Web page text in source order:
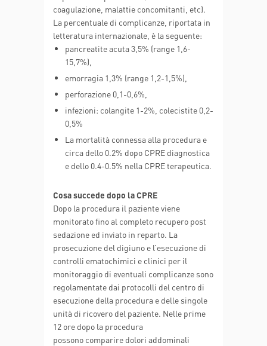
coagulazione, malattie concomitanti, etc).
La percentuale di complicanze, riportata in
letteratura internazionale, è la seguente:
pancreatite acuta 3,5% (range 1,6-
15,7%),
emorragia 1,3% (range 1,2-1,5%),
perforazione 0,1-0,6%,
infezioni: colangite 1-2%, colecistite 0,2-
0,5%
La mortalità connessa alla procedura e
circa dello 0.2% dopo CPRE diagnostica
e dello 0.4-0.5% nella CPRE terapeutica.
Cosa succede dopo la CPRE
Dopo la procedura il paziente viene
monitorato fino al completo recupero post
sedazione ed inviato in reparto. La
prosecuzione del digiuno e l’esecuzione di
controlli ematochimici e clinici per il
monitoraggio di eventuali complicanze sono
regolamentate dai protocolli del centro di
esecuzione della procedura e delle singole
unità di ricovero del paziente. Nelle prime
12 ore dopo la procedura
possono comparire dolori addominali